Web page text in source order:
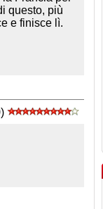
questo, più
e finisce lì.